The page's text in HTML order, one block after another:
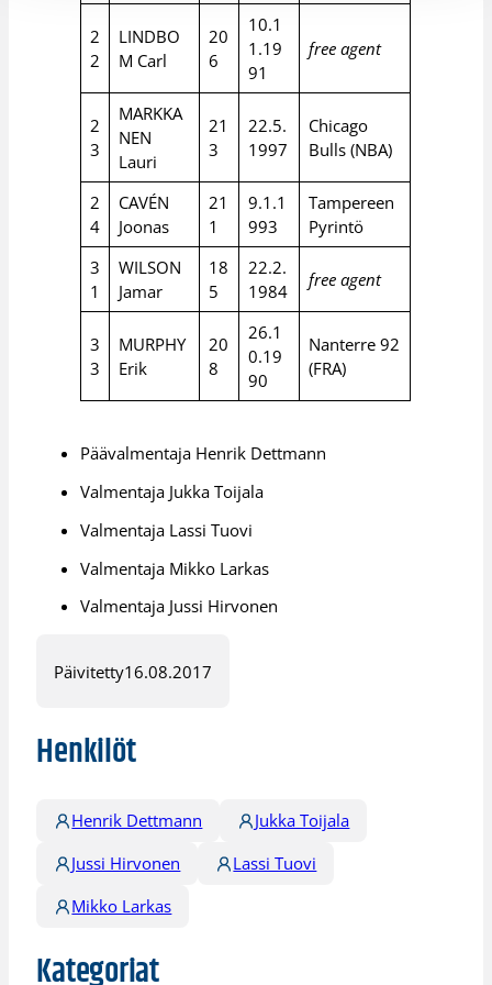
2
2
LINDBO
M Carl
20
6
10.1
1.19
91
free agent
2
3
MARKKA
NEN
Lauri
21
3
22.5.
1997
Chicago
Bulls (NBA)
2
4
CAVÉN
Joonas
21
1
9.1.1
993
Tampereen
Pyrintö
3
1
WILSON
Jamar
18
5
22.2.
1984
free agent
3
3
MURPHY
Erik
20
8
26.1
0.19
90
Nanterre 92
(FRA)
Päävalmentaja Henrik Dettmann
Valmentaja Jukka Toijala
Valmentaja Lassi Tuovi
Valmentaja Mikko Larkas
Valmentaja Jussi Hirvonen
Päivitetty16.08.2017
Henkilöt
Henrik Dettmann
Jukka Toijala
Jussi Hirvonen
Lassi Tuovi
Mikko Larkas
Kategoriat